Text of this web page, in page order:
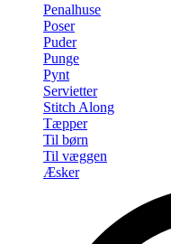
Penalhuse
Poser
Puder
Punge
Pynt
Servietter
Stitch Along
Tæpper
Til børn
Til væggen
Æsker